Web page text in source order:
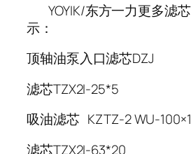
YOYIK/东方一力更多滤
示：
顶轴油泵入口滤芯DZJ
滤芯TZX2I-25*5
吸油滤芯 KZTZ-2 WU-
滤芯TZX2I-63*20